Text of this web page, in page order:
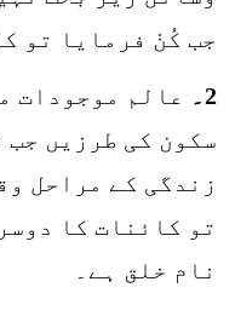
جب کُنْ فرمایا تو
2۔
عالم موجودات
سکون کی طرزیں جب
زندگی کے مراحل
تو کائنات کا
نام خلق ہے۔